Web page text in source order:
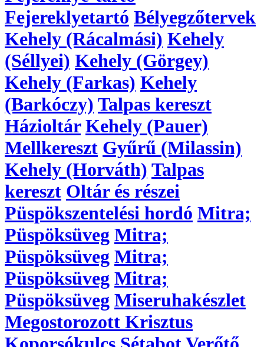
Fejereklyetartó Bélyegzőtervek
Kehely (Rácalmási) Kehely
(Séllyei) Kehely (Görgey)
Kehely (Farkas) Kehely
(Barkóczy) Talpas kereszt
Házioltár Kehely (Pauer)
Mellkereszt Gyűrű (Milassin)
Kehely (Horváth) Talpas
kereszt Oltár és részei
Püspökszentelési hordó Mitra;
Püspöksüveg Mitra;
Püspöksüveg Mitra;
Püspöksüveg Mitra;
Püspöksüveg Miseruhakészlet
Megostorozott Krisztus